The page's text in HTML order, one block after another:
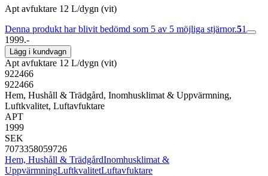
Apt avfuktare 12 L/dygn (vit)
Denna produkt har blivit bedömd som 5 av 5 möjliga stjärnor.51
1999.-
Lägg i kundvagn
Apt avfuktare 12 L/dygn (vit)
922466
922466
Hem, Hushåll & Trädgård, Inomhusklimat & Uppvärmning,
Luftkvalitet, Luftavfuktare
APT
1999
SEK
7073358059726
Hem, Hushåll & TrädgårdInomhusklimat &
UppvärmningLuftkvalitetLuftavfuktare